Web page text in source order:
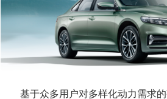
基于众多用户对多样化动力需求